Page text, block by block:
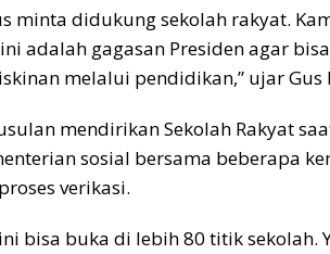
minta didukung sekolah rakyat.
adalah gagasan Presiden agar
melalui pendidikan,” ujar Gus
mendirikan Sekolah Rakyat
sosial bersama beberapa
verifikasi.
bisa buka di lebih 80 titik sekolah.